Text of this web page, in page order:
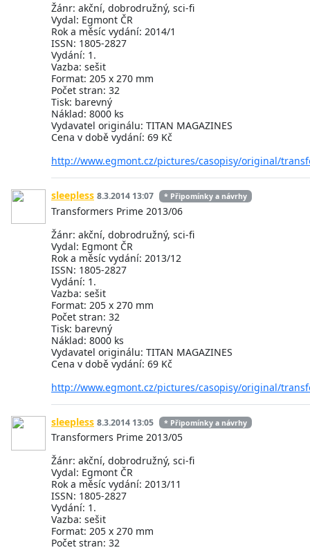
Žánr: akční, dobrodružný, sci-fi
Vydal: Egmont ČR
Rok a měsíc vydání: 2014/1
ISSN: 1805-2827
Vydání: 1.
Vazba: sešit
Format: 205 x 270 mm
Počet stran: 32
Tisk: barevný
Náklad: 8000 ks
Vydavatel originálu: TITAN MAGAZINES
Cena v době vydání: 69 Kč
http://www.egmont.cz/pictures/casopisy/original/
sleepless 8.3.2014 13:07 * Připomínky a návrhy
Transformers Prime 2013/06
Žánr: akční, dobrodružný, sci-fi
Vydal: Egmont ČR
Rok a měsíc vydání: 2013/12
ISSN: 1805-2827
Vydání: 1.
Vazba: sešit
Format: 205 x 270 mm
Počet stran: 32
Tisk: barevný
Náklad: 8000 ks
Vydavatel originálu: TITAN MAGAZINES
Cena v době vydání: 69 Kč
http://www.egmont.cz/pictures/casopisy/original/
sleepless 8.3.2014 13:05 * Připomínky a návrhy
Transformers Prime 2013/05
Žánr: akční, dobrodružný, sci-fi
Vydal: Egmont ČR
Rok a měsíc vydání: 2013/11
ISSN: 1805-2827
Vydání: 1.
Vazba: sešit
Format: 205 x 270 mm
Počet stran: 32